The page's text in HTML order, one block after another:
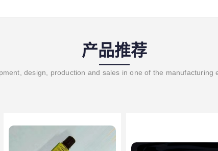
产品推荐
design, production and sales in one of the manufacturing